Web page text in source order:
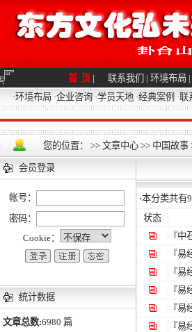
首 页 | 联系我们 | 环境布局 |
·环境布局 ·企业咨询 ·学员天地 ·经典案例 ·联
您的位置： >> 文章中心 >> 中国故事
会员登录
帐号：
密码：
Cookie：
统计数据
·文章总数:6980 篇
·本分类共有
状态
『中
『易
『易
『易
『易
『易